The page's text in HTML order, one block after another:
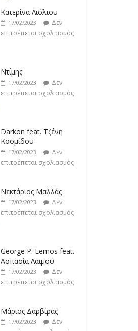
Κατερίνα Λιόλιου
17/02/2023
Δεν
επιτρέπεται σχολιασμός
Ντίμης
17/02/2023
Δεν
επιτρέπεται σχολιασμός
Darkon feat. Τζένη
Κοσμίδου
17/02/2023
Δεν
επιτρέπεται σχολιασμός
Νεκτάριος Μαλλάς
17/02/2023
Δεν
επιτρέπεται σχολιασμός
George P. Lemos feat.
Ασπασία Λαιμού
17/02/2023
Δεν
επιτρέπεται σχολιασμός
Μάριος Δαρβίρας
17/02/2023
Δεν